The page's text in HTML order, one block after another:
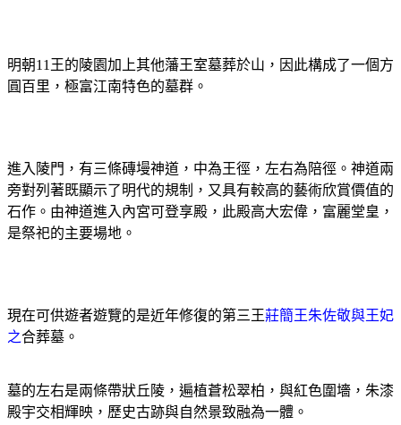
明朝11 王的陵園加上其他藩王室墓葬於山，因此構成了一個方
圓百里，極富江南特色的墓群。
進入陵門，有三條磚墁神道，中為王徑，左右為陪徑。神道兩
旁對列著既顯示了明代的規制，又具有較高的藝術欣賞價值的
石作。由神道進入內宮可登享殿，此殿高大宏偉，富麗堂皇，
是祭祀的主要場地。
現在可供遊者遊覽的是近年修復的第三王莊簡王朱佐敬與王妃
之合葬墓。
墓的左右是兩條帶狀丘陵，遍植蒼松翠柏，與紅色圍墻，朱漆
殿宇交相輝映，歷史古跡與自然景致融為一體。